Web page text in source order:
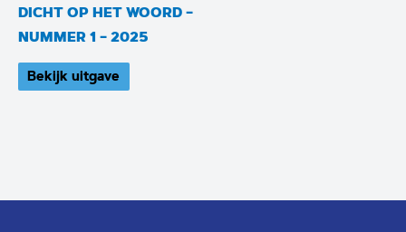
DICHT OP HET WOORD –
NUMMER 1 – 2025
Bekijk uitgave